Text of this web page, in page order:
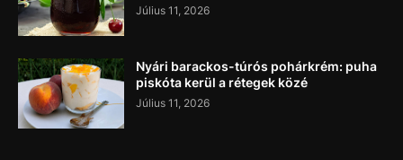
Július 11, 2026
Nyári barackos-túrós pohárkrém: puha
piskóta kerül a rétegek közé
Július 11, 2026